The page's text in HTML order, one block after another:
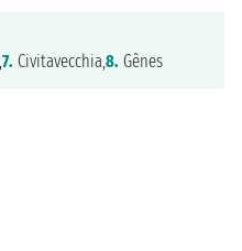
7. Civitavecchia, 8. Gênes